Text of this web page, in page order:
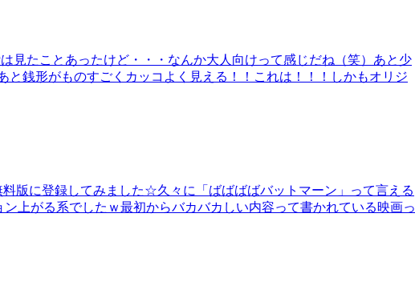
見たことあったけど・・・なんか大人向けって感じだね（笑）あと少
と銭形がものすごくカッコよく見える！！これは！！！しかもオリジ
版に登録してみました☆久々に「ばばばばバットマーン」って言える
上がる系でしたｗ最初からバカバカしい内容って書かれている映画っ